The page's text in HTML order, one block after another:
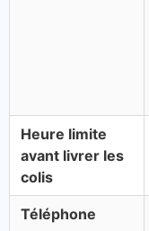
Heure limite
avant livrer les
colis
Téléphone